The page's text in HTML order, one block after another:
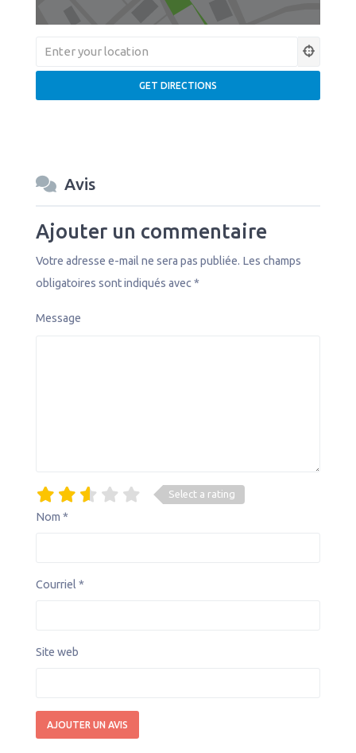
Avis
Ajouter un commentaire
Votre adresse e-mail ne sera pas publiée. Les champs
obligatoires sont indiqués avec *
Message
Select a rating
Nom *
Courriel *
Site web